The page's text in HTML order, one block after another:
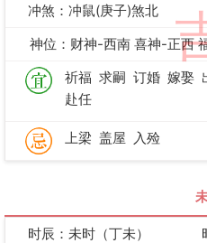
冲煞：冲鼠(庚子)煞北
神位：财神-西南 喜神-正西
祈福 求嗣 订婚 嫁娶
赴任
上梁 盖屋 入殓
时辰：未时（丁未）